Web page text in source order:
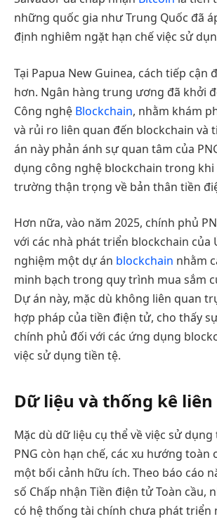
những quốc gia như Trung Quốc đã
định nghiêm ngặt hạn chế việc sử
Tại Papua New Guinea, cách tiếp cận
hơn. Ngân hàng trung ương đã khởi
Công nghệ Blockchain, nhằm khám
và rủi ro liên quan đến blockchain và
án này phản ánh sự quan tâm của
dụng công nghệ blockchain trong
trường thận trọng về bản thân tiền
Hơn nữa, vào năm 2025, chính phủ
với các nhà phát triển blockchain của
nghiệm một dự án blockchain nhằm
minh bạch trong quy trình mua sắm
Dự án này, mặc dù không liên quan
hợp pháp của tiền điện tử, cho thấy
chính phủ đối với các ứng dụng
việc sử dụng tiền tệ.
Dữ liệu và thống kê liên
Mặc dù dữ liệu cụ thể về việc sử
PNG còn hạn chế, các xu hướng toàn
một bối cảnh hữu ích. Theo báo cáo
số Chấp nhận Tiền điện tử Toàn cầu,
có hệ thống tài chính chưa phát triển